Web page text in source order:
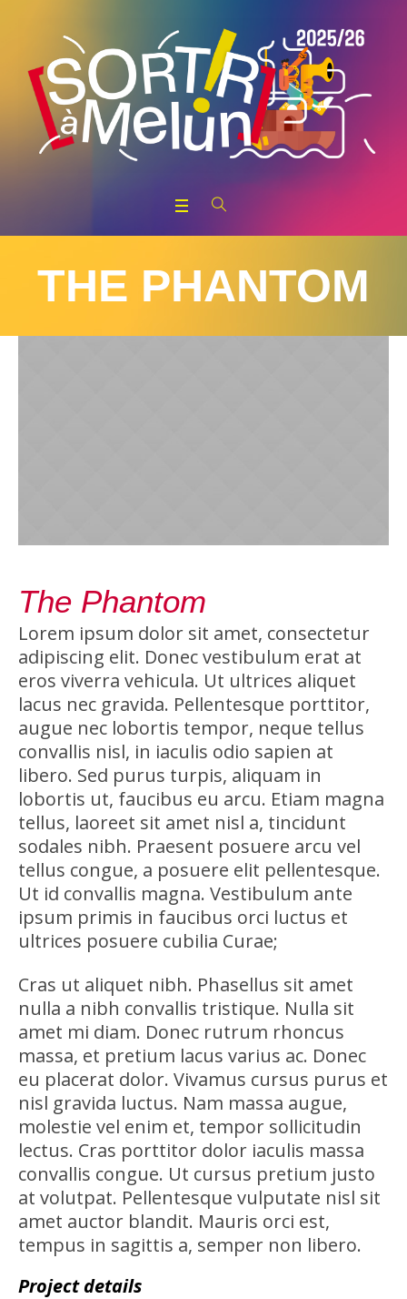
THE PHANTOM
The Phantom
Lorem ipsum dolor sit amet, consectetur
adipiscing elit. Donec vestibulum erat at
eros viverra vehicula. Ut ultrices aliquet
lacus nec gravida. Pellentesque porttitor,
augue nec lobortis tempor, neque tellus
convallis nisl, in iaculis odio sapien at
libero. Sed purus turpis, aliquam in
lobortis ut, faucibus eu arcu. Etiam magna
tellus, laoreet sit amet nisl a, tincidunt
sodales nibh. Praesent posuere arcu vel
tellus congue, a posuere elit pellentesque.
Ut id convallis magna. Vestibulum ante
ipsum primis in faucibus orci luctus et
ultrices posuere cubilia Curae;
Cras ut aliquet nibh. Phasellus sit amet
nulla a nibh convallis tristique. Nulla sit
amet mi diam. Donec rutrum rhoncus
massa, et pretium lacus varius ac. Donec
eu placerat dolor. Vivamus cursus purus et
nisl gravida luctus. Nam massa augue,
molestie vel enim et, tempor sollicitudin
lectus. Cras porttitor dolor iaculis massa
convallis congue. Ut cursus pretium justo
at volutpat. Pellentesque vulputate nisl sit
amet auctor blandit. Mauris orci est,
tempus in sagittis a, semper non libero.
Project details